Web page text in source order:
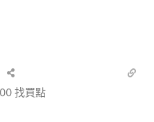
找買點